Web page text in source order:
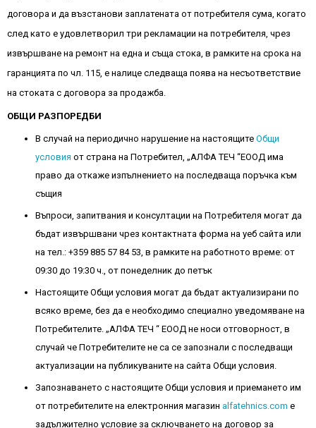
договора и да възстанови заплатената от потребителя сума, когато
след като е удовлетворил три рекламации на потребителя, чрез
извършване на ремонт на една и съща стока, в рамките на срока на
гаранцията по чл. 115, е налице следваща поява на несъответствие
на стоката с договора за продажба.
ОБЩИ РАЗПОРЕДБИ
В случай на периодично нарушение на настоящите Общи
условия от страна на Потребител, „АЛФА ТЕЧ “EООД има
право да откаже изпълнението на последваща поръчка към
същия
Въпроси, запитвания и консултации на Потребителя могат да
бъдат извършвани чрез контактната форма на уеб сайта или
на тел.: +359 885 57 84 53, в рамките на работното време: от
09:30 до 19:30 ч., от понеделник до петък
Настоящите Общи условия могат да бъдат актуализирани по
всяко време, без да е необходимо специално уведомяване на
Потребителите. „АЛФА ТЕЧ “ EООД не носи отговорност, в
случай че Потребителите не са се запознали с последващи
актуализации на публикуваните на сайта Общи условия.
Запознаването с настоящите Общи условия и приемането им
от потребителите на електронния магазин alfatehnics.com е
задължително условие за сключването на договор за